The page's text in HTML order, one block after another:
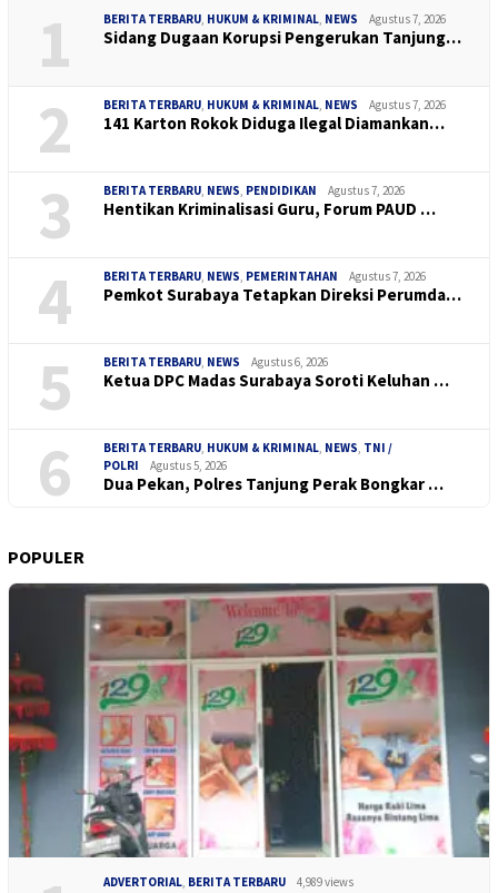
1 BERITA TERBARU, HUKUM & KRIMINAL, NEWS Agustus 7, 2026
Sidang Dugaan Korupsi Pengerukan Tanjung…
2 BERITA TERBARU, HUKUM & KRIMINAL, NEWS Agustus 7, 2026
141 Karton Rokok Diduga Ilegal Diamankan…
3 BERITA TERBARU, NEWS, PENDIDIKAN Agustus 7, 2026
Hentikan Kriminalisasi Guru, Forum PAUD …
4 BERITA TERBARU, NEWS, PEMERINTAHAN Agustus 7, 2026
Pemkot Surabaya Tetapkan Direksi Perumda…
5 BERITA TERBARU, NEWS Agustus 6, 2026
Ketua DPC Madas Surabaya Soroti Keluhan …
6 BERITA TERBARU, HUKUM & KRIMINAL, NEWS, TNI /
POLRI
Agustus 5, 2026
Dua Pekan, Polres Tanjung Perak Bongkar …
POPULER
ADVERTORIAL, BERITA TERBARU 4,989 views